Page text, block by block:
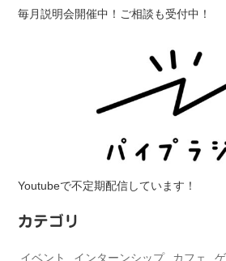
毎月説明会開催中！ご相談も受付中！
Youtubeで不定期配信しています！
カテゴリ
イベント インターンシップ カフェ